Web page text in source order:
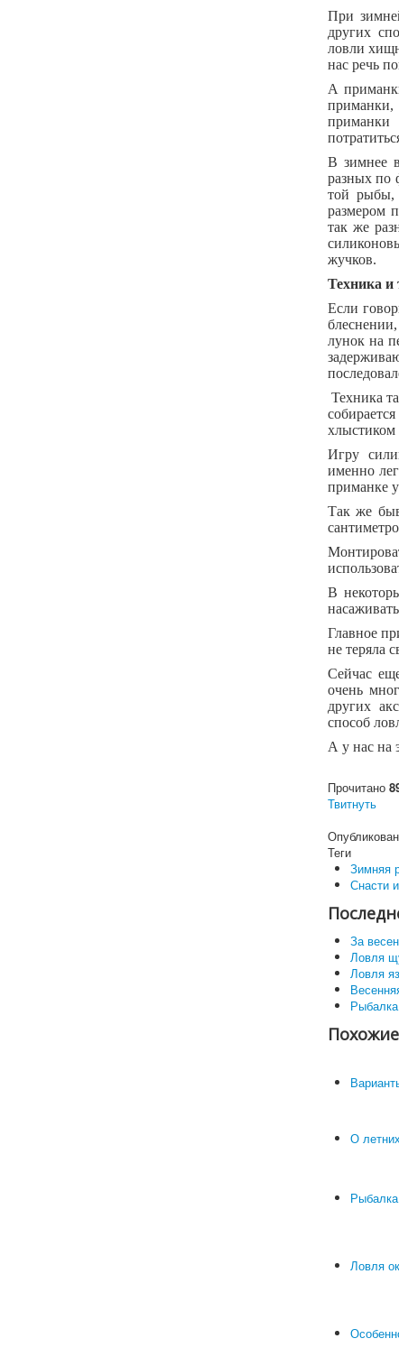
При
других
ловли
нас речь
А
приманки,
приманки
В зимнее
разных по
той рыбы,
размером
так же
жучков.
Техника и
Если
лунок на
Техника
хлыстиком
Игру
именно
приманке
Так же
В
Главное
не теряла
Сейчас
очень
других
способ
А у нас на
Прочитано
Твитнуть
Теги
Зимняя
Снасти
За
Ловля
Ловля
О
Ловля